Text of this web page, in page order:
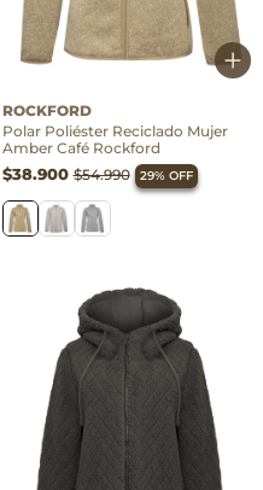
ROCKFORD
Polar Poliéster Reciclado Mujer
Amber Café Rockford
$38.900$54.990 29% OFF